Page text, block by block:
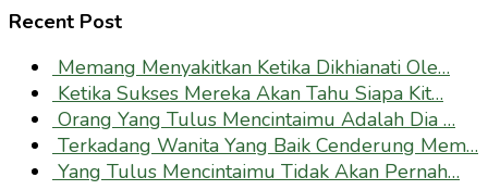
Recent Post
Memang Menyakitkan Ketika Dikhianati Ole…
Ketika Sukses Mereka Akan Tahu Siapa Kit…
Orang Yang Tulus Mencintaimu Adalah Dia …
Terkadang Wanita Yang Baik Cenderung Mem…
Yang Tulus Mencintaimu Tidak Akan Pernah…